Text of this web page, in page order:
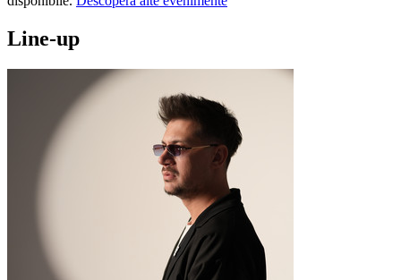
Line-up